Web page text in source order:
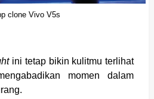
clone Vivo V5s
ini tetap bikin kulitmu terlihat
momen dalam